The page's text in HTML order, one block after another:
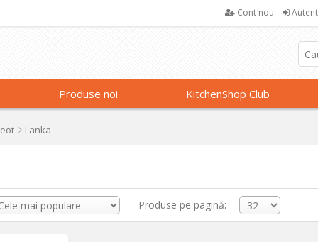
Cont nou
Produse noi KitchenShop Club
Lanka
Produse pe pagină: